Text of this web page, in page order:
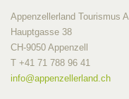
Appenzellerland Tourismus AI
Hauptgasse 38
CH-9050 Appenzell
T +41 71 788 96 41
info@appenzellerland.ch